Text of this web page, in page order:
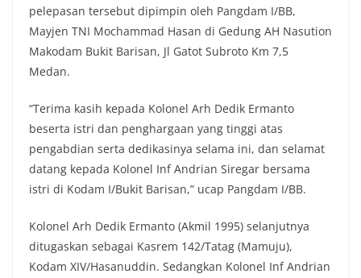
pelepasan tersebut dipimpin oleh Pangdam I/BB,
Mayjen TNI Mochammad Hasan di Gedung AH Nasution
Makodam Bukit Barisan, Jl Gatot Subroto Km 7,5
Medan.
“Terima kasih kepada Kolonel Arh Dedik Ermanto
beserta istri dan penghargaan yang tinggi atas
pengabdian serta dedikasinya selama ini, dan selamat
datang kepada Kolonel Inf Andrian Siregar bersama
istri di Kodam I/Bukit Barisan,” ucap Pangdam I/BB.
Kolonel Arh Dedik Ermanto (Akmil 1995) selanjutnya
ditugaskan sebagai Kasrem 142/Tatag (Mamuju),
Kodam XIV/Hasanuddin. Sedangkan Kolonel Inf Andrian